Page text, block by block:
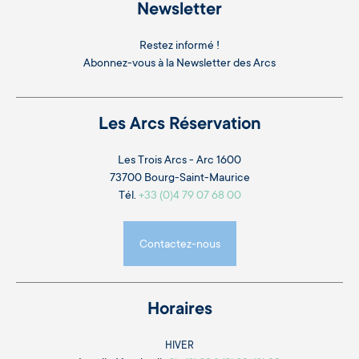
Newsletter
Restez informé !
Abonnez-vous à la Newsletter des Arcs
Les Arcs Réservation
Les Trois Arcs - Arc 1600
73700 Bourg-Saint-Maurice
Tél. +33 (0)4 79 07 68 00
Contactez-nous
Horaires
HIVER